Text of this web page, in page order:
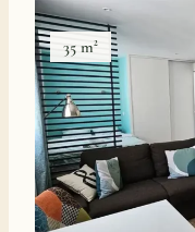
35 m²